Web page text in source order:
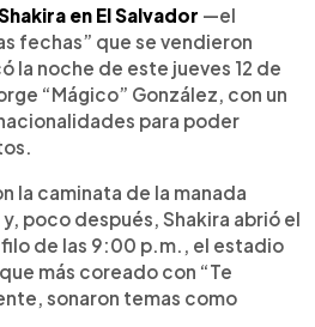
Shakira en El Salvador,
en el estadio Jorge
el inicio de la nueva
residencia
comenzó cerca de las
de la manada y abrió
de “Te felicito” y “TQG”.
aquí”, la artista expresó:
noche aquí en nuestra
que está siendo
fans de Honduras, Costa
compartieron su
y conocer el país.
en El Salvador —el
fechas” que se vendieron
la noche de este jueves 12 de
“Mágico” González, con un
para poder
la caminata de la manada
poco después, Shakira abrió el
filo de las 9:00 p.m., el estadio
más coreado con “Te
sonaron temas como